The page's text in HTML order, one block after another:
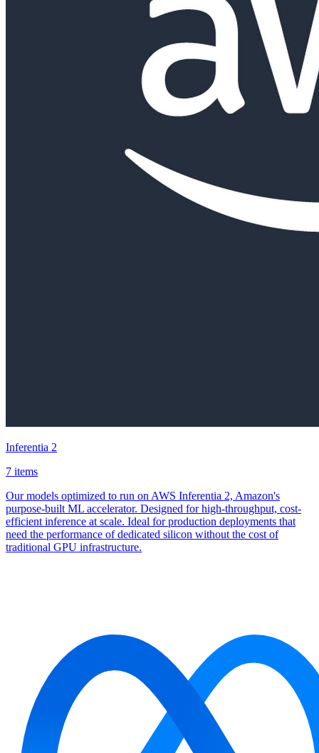
Inferentia 2
7 items
Our models optimized to run on AWS Inferentia 2, Amazon's
purpose-built ML accelerator. Designed for high-throughput, cost-
efficient inference at scale. Ideal for production deployments that
need the performance of dedicated silicon without the cost of
traditional GPU infrastructure.